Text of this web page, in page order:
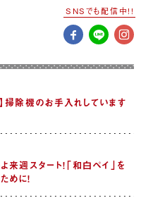
】掃除機のお手入れしています
来週スタート！「和白ペイ」を
めに！
SNSでも配信中!!